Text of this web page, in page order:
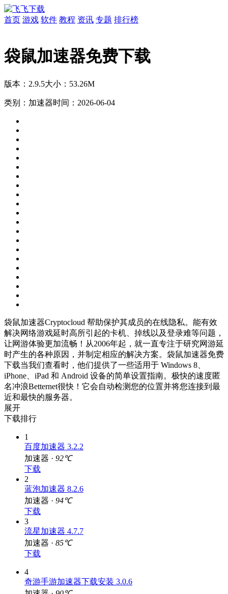
首页 游戏 软件 教程 资讯 专题 排行榜
袋鼠加速器免费下载
版本：2.9.5大小：53.26M
类别：加速器时间：2026-06-04
袋鼠加速器Cryptocloud 帮助保护其成员的在线隐私。能有效
解决网络游戏延时高所引起的卡机、掉线以及登录难等问题，
让网游体验更加流畅！从2006年起，就一直专注于研究网游延
时产生的各种原因，并制定相应的解决方案。袋鼠加速器免费
下载当我们查看时，他们提供了一些适用于 Windows 8、
iPhone、iPad 和 Android 设备的简单设置指南。极快的速度匿
名冲浪Betternet很快！它会自动检测您的位置并将您连接到最
近和最快的服务器。
展开
下载排行
1
百度加速器 3.2.2
加速器 · 92℃
下载
2
蓝泡加速器 8.2.6
加速器 · 94℃
下载
3
流星加速器 4.7.7
加速器 ·
85℃
下载
4
奇游手游加速器下载安装 3.0.6